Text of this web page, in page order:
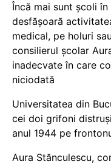
Încă mai sunt școli
desfășoară
medical, pe holuri
consilierul școlar
inadecvate în care
niciodată
Universitatea din
cei doi grifoni
anul 1944 pe
Aura Stănculescu,